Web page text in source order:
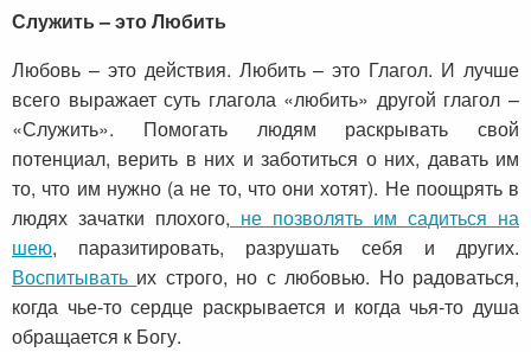
Служить – это Любить
Любовь – это действия. Любить – это Глагол. И лучше
всего выражает суть глагола «любить» другой глагол –
«Служить». Помогать людям раскрывать свой
потенциал, верить в них и заботиться о них, давать им
то, что им нужно (а не то, что они хотят). Не поощрять в
людях зачатки плохого, не позволять им садиться на
шею, паразитировать, разрушать себя и других.
Воспитывать их строго, но с любовью. Но радоваться,
когда чье-то сердце раскрывается и когда чья-то душа
обращается к Богу.